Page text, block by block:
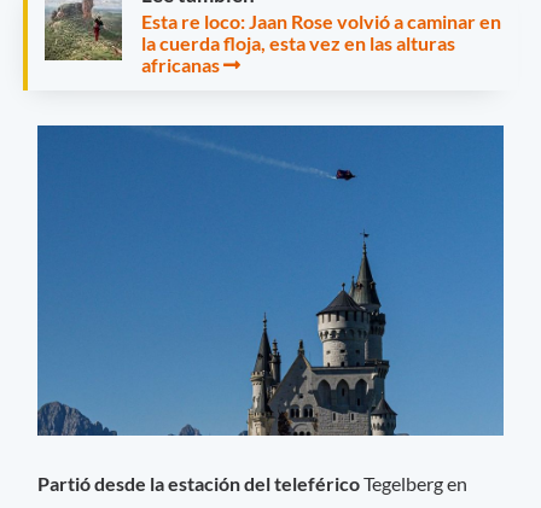
Esta re loco: Jaan Rose volvió a caminar en
la cuerda floja, esta vez en las alturas
africanas
Partió desde la estación del teleféricoTegelberg en